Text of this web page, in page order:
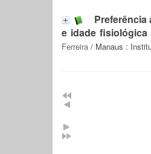
Preferência
e idade fisiológica
Ferreira / Manaus :